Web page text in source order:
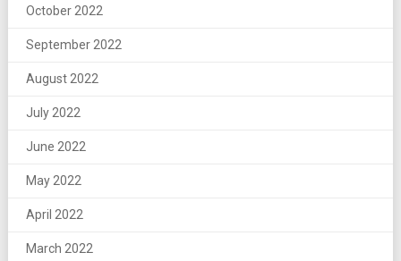
October 2022
September 2022
August 2022
July 2022
June 2022
May 2022
April 2022
March 2022